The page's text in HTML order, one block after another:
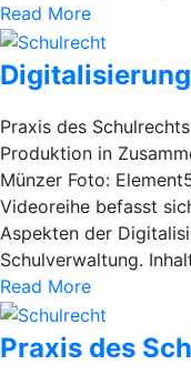
Read More
Digitalisierung
Praxis des
Produktion in
Münzer Foto:
Videoreihe befasst
Aspekten der
Schulverwaltung.
Read More
Praxis des